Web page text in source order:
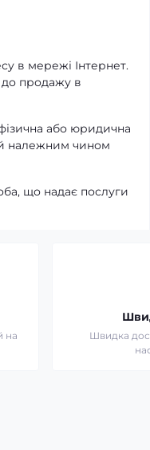
в мережі Інтернет.
​​до продажу в
або юридична
належним чином
що надає послуги
на
Швидка